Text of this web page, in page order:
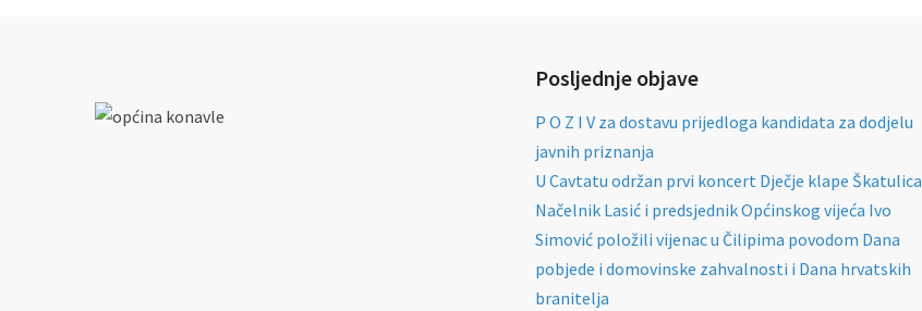
Posljednje objave
P O Z I V za dostavu prijedloga kandidata za dodjelu
javnih priznanja
U Cavtatu održan prvi koncert Dječje klape Škatulica
Načelnik Lasić i predsjednik Općinskog vijeća Ivo
Simović položili vijenac u Čilipima povodom Dana
pobjede i domovinske zahvalnosti i Dana hrvatskih
branitelja